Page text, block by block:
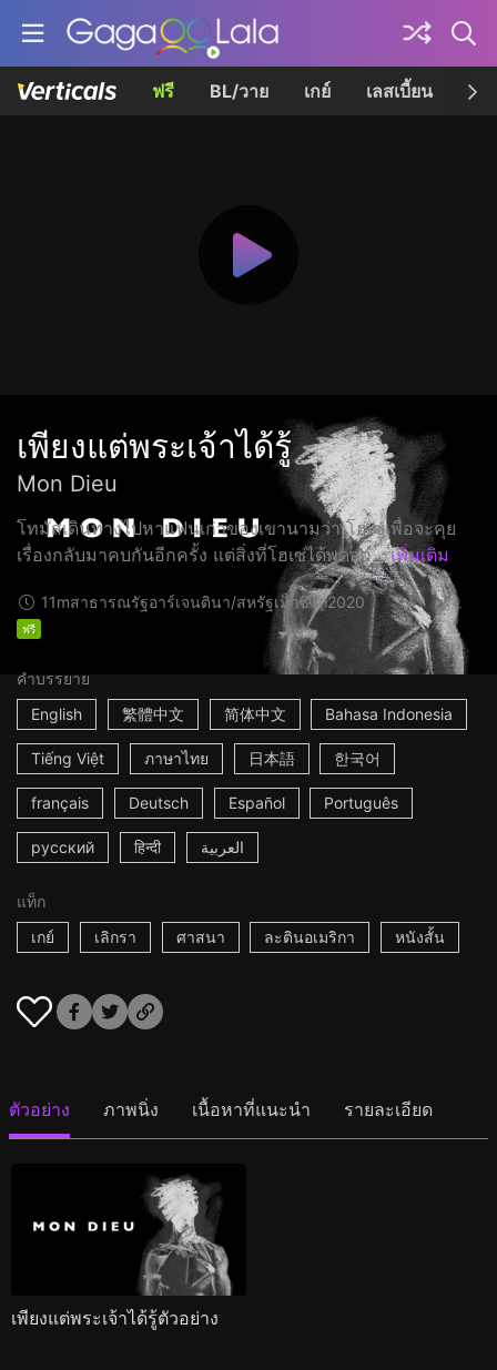
ฟรี BL/วาย เกย์ เลสเบี้ยน เค
เพียงแต่พระเจ้าได้รู้
Mon Dieu
โทมัสเดินทางไปหาแฟนเก่าของเขานามว่า โฮเซ่เพื่อจะคุย
เรื่องกลับมาคบกันอีกครั้ง แต่สิ่งที่โฮเซ่ได้พูดออ... เพิ่มเติม
11mสาธารณรัฐอาร์เจนตินา/สหรัฐเม็กซิโก2020
ฟรี
คำบรรยาย
English
繁體中文 简体中文 Bahasa Indonesia
Tiếng Việt ภาษาไทย 日本語 한국어
français Deutsch Español Português
русский हिन्दी العربية
แท็ก
เกย์
เลิกรา ศาสนา ละตินอเมริกา หนังสั้น
ตัวอย่าง ภาพนิ่ง เนื้อหาที่แนะนำ รายละเอียด
เพียงแต่พระเจ้าได้รู้ตัวอย่าง